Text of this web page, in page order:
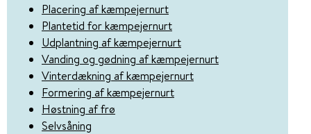
Placering af kæmpejernurt
Plantetid for kæmpejernurt
Udplantning af kæmpejernurt
Vanding og gødning af kæmpejernurt
Vinterdækning af kæmpejernurt
Formering af kæmpejernurt
Høstning af frø
Selvsåning